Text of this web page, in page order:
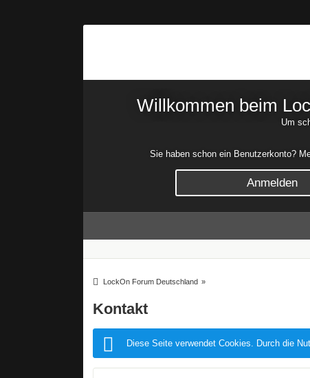
Willkommen beim
Um
Sie haben schon ein Benutzerkonto?
Anmelden
LockOn Forum Deutschland »
Kontakt
Diese Seite verwendet Cookies. Durch die